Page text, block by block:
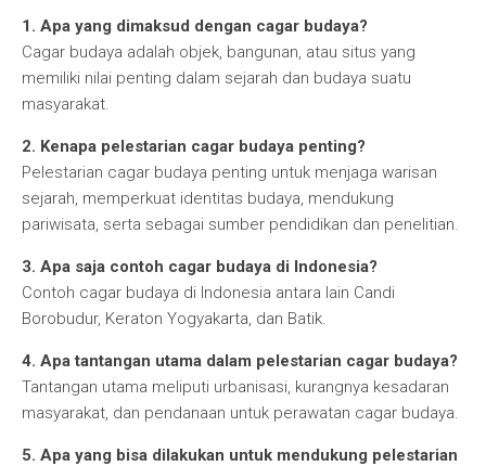
1. Apa yang dimaksud dengan cagar budaya?
Cagar budaya adalah objek, bangunan, atau situs yang
memiliki nilai penting dalam sejarah dan budaya suatu
masyarakat.
2. Kenapa pelestarian cagar budaya penting?
Pelestarian cagar budaya penting untuk menjaga warisan
sejarah, memperkuat identitas budaya, mendukung
pariwisata, serta sebagai sumber pendidikan dan penelitian.
3. Apa saja contoh cagar budaya di Indonesia?
Contoh cagar budaya di Indonesia antara lain Candi
Borobudur, Keraton Yogyakarta, dan Batik.
4. Apa tantangan utama dalam pelestarian cagar budaya?
Tantangan utama meliputi urbanisasi, kurangnya kesadaran
masyarakat, dan pendanaan untuk perawatan cagar budaya.
5. Apa yang bisa dilakukan untuk mendukung pelestarian